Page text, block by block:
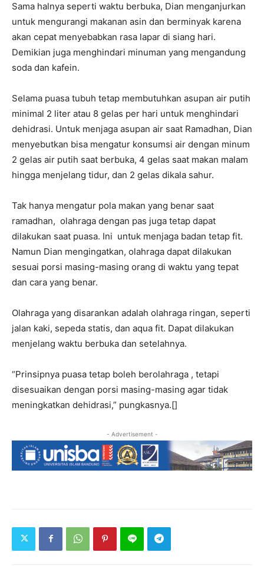
Sama halnya seperti waktu berbuka, Dian menganjurkan
untuk mengurangi makanan asin dan berminyak karena
akan cepat menyebabkan rasa lapar di siang hari.
Demikian juga menghindari minuman yang mengandung
soda dan kafein.
Selama puasa tubuh tetap membutuhkan asupan air putih
minimal 2 liter atau 8 gelas per hari untuk menghindari
dehidrasi. Untuk menjaga asupan air saat Ramadhan, Dian
menyebutkan bisa mengatur konsumsi air dengan minum
2 gelas air putih saat berbuka, 4 gelas saat makan malam
hingga menjelang tidur, dan 2 gelas dikala sahur.
Tak hanya mengatur pola makan yang benar saat
ramadhan, olahraga dengan pas juga tetap dapat
dilakukan saat puasa. Ini untuk menjaga badan tetap fit.
Namun Dian mengingatkan, olahraga dapat dilakukan
sesuai porsi masing-masing orang di waktu yang tepat
dan cara yang benar.
Olahraga yang disarankan adalah olahraga ringan, seperti
jalan kaki, sepeda statis, dan aqua fit. Dapat dilakukan
menjelang waktu berbuka dan setelahnya.
“Prinsipnya puasa tetap boleh berolahraga , tetapi
disesuaikan dengan porsi masing-masing agar tidak
meningkatkan dehidrasi,” pungkasnya.[]
- Advertisement -